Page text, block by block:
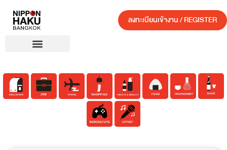
ลงทะเบียนเข้างาน / REGISTER